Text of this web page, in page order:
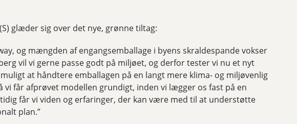
glæder sig over det nye, grønne tiltag:
og mængden af engangsemballage i byens skraldespande vokser
vil vi gerne passe godt på miljøet, og derfor tester vi nu et nyt
at håndtere emballagen på en langt mere klima- og miljøvenlig
vi får afprøvet modellen grundigt, inden vi lægger os fast på en
får vi viden og erfaringer, der kan være med til at understøtte
plan.”